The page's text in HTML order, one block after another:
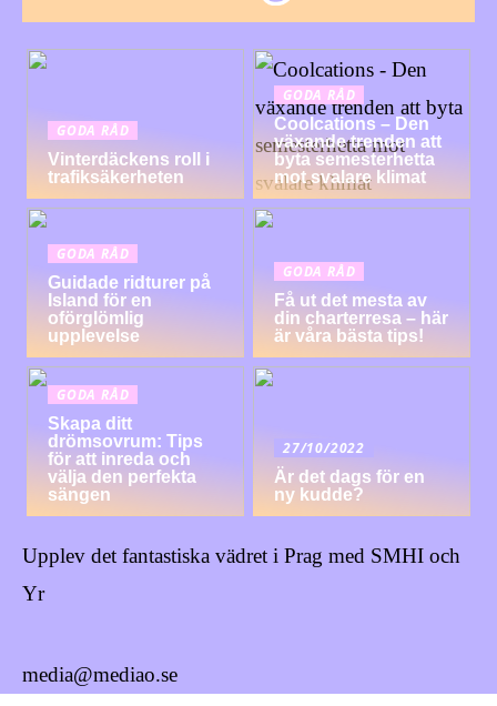
GODA RÅD
Vinterdäckens roll i
trafiksäkerheten
GODA RÅD
Coolcations – Den
växande trenden att
byta semesterhetta
mot svalare klimat
GODA RÅD
Guidade ridturer på
Island för en
oförglömlig
upplevelse
GODA RÅD
Få ut det mesta av
din charterresa – här
är våra bästa tips!
GODA RÅD
Skapa ditt
drömsovrum: Tips
för att inreda och
välja den perfekta
sängen
27/10/2022
Är det dags för en
ny kudde?
Upplev det fantastiska vädret i Prag med SMHI och
Yr
media@mediao.se